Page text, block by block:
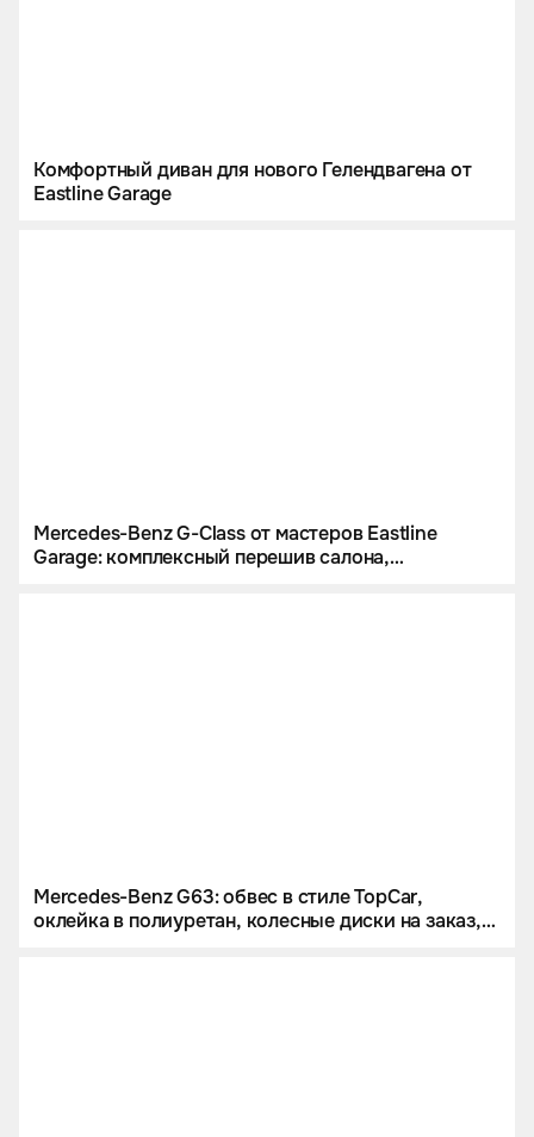
Комфортный диван для нового Гелендвагена от
Eastline Garage
Mercedes-Benz G-Class от мастеров Eastline
Garage: комплексный перешив салона,
Mercedes-Benz G63: обвес в стиле TopCar,
оклейка в полиуретан, колесные диски на заказ,